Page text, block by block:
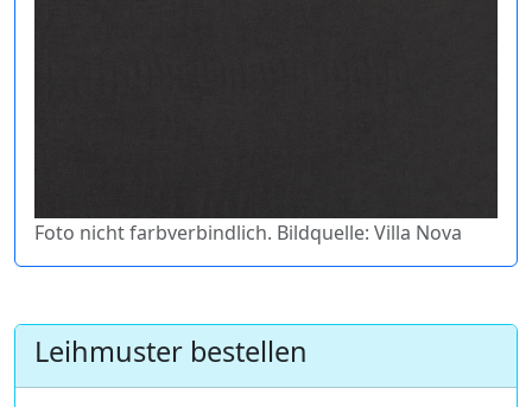
Foto nicht farbverbindlich. Bildquelle: Villa Nova
Leihmuster bestellen